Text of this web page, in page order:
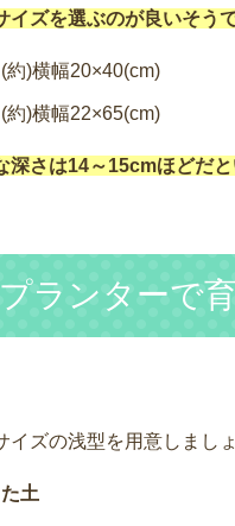
ズを選ぶのが良いそうで
約)横幅20×40(cm)
約)横幅22×65(cm)
深さは14～15cmほどだと
ランターで
ズの浅型を用意しましょ
土